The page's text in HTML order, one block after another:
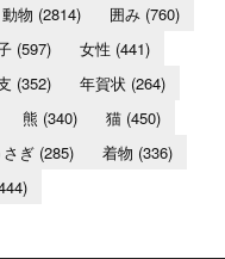
動物 (2814) 囲み (760)
(597) 女性 (441)
(352) 年賀状 (264)
熊 (340) 猫(450)
ぎ (285) 着物 (336)